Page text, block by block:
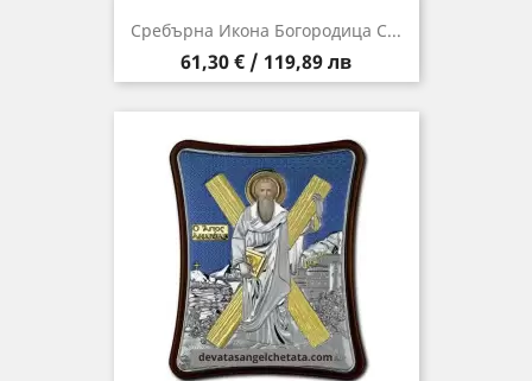
Сребърна Икона Богородица С...
Цена
61,30 € / 119,89 лв